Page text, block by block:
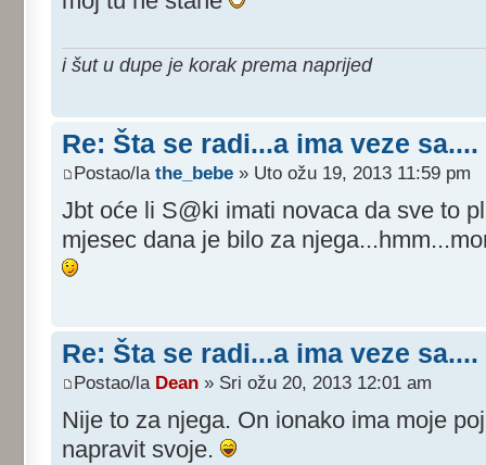
i šut u dupe je korak prema naprijed
Re: Šta se radi...a ima veze sa....
Postao/la the_bebe » Uto ožu 19, 2013 11:59 pm
Jbt oće li S@ki imati novaca da sve to
mjesec dana je bilo za
Re: Šta se radi...a ima veze sa....
Postao/la Dean » Sri ožu 20, 2013 12:01 am
Nije to za njega. On ionako ima moje
napravit svoje.